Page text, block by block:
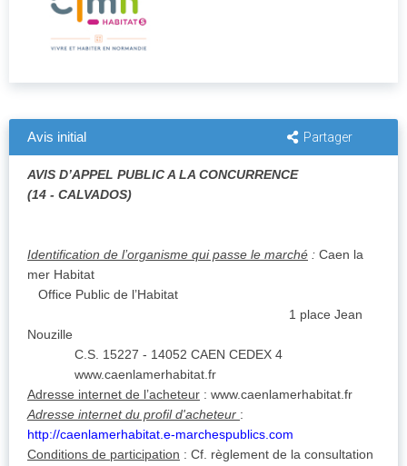
Avis initial Partager
AVIS D’APPEL PUBLIC A LA CONCURRENCE
(14 - CALVADOS)
Identification de l’organisme qui passe le marché : Caen la
mer Habitat
Office Public de l’Habitat
1 place Jean
Nouzille
C.S. 15227 - 14052 CAEN CEDEX 4
www.caenlamerhabitat.fr
Adresse internet de l’acheteur : www.caenlamerhabitat.fr
Adresse internet du profil d'acheteur :
http://caenlamerhabitat.e-marchespublics.com
Conditions de participation : Cf. règlement de la consultation